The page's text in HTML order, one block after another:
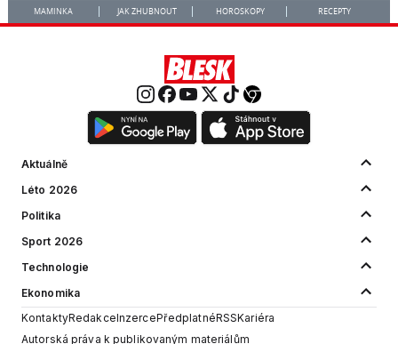
MAMINKA JAK ZHUBNOUT HOROSKOPY RECEPTY
Aktuálně
Léto 2026
Politika
Sport 2026
Technologie
Ekonomika
KontaktyRedakceInzercePředplatnéRSSKariéra
Autorská práva k publikovaným materiálům